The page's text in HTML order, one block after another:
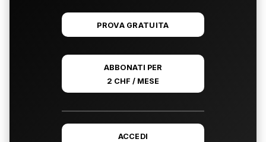
PROVA GRATUITA
ABBONATI PER
2 CHF / MESE
ACCEDI